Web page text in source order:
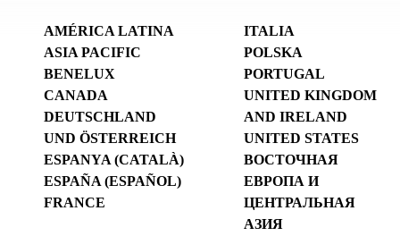
AMÉRICA LATINA
ASIA PACIFIC
BENELUX
CANADA
DEUTSCHLAND
UND ÖSTERREICH
ESPANYA (CATALÀ)
ESPAÑA (ESPAÑOL)
FRANCE
ITALIA
POLSKA
PORTUGAL
UNITED KINGDOM
AND IRELAND
UNITED STATES
ВОСТОЧНАЯ
ЕВРОПА И
ЦЕНТРАЛЬНАЯ
АЗИЯ